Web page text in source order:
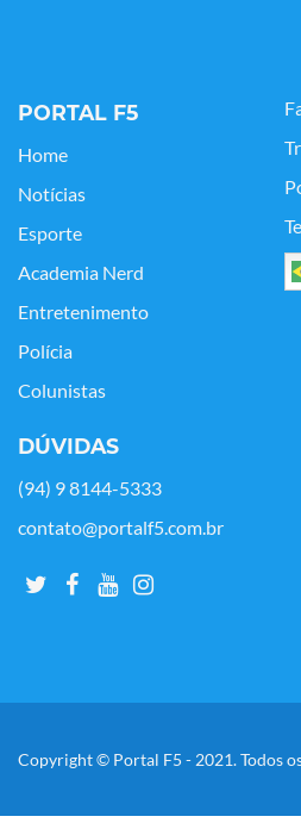
PORTAL F5
Home
Notícias
Esporte
Academia Nerd
Entretenimento
Polícia
Colunistas
DÚVIDAS
(94) 9 8144-5333
contato@portalf5.com.br
Copyright © Portal F5 - 2021. Todos